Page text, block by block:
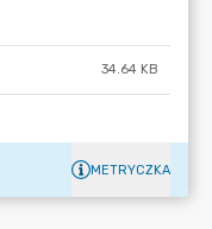
34.64 KB
METRYCZKA